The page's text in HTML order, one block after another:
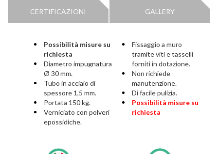
CERTIFICAZIONI GALLERY
Possibilità misure su
richiesta
Diametro impugnatura
Ø 30 mm.
Tubo in acciaio di
spessore 1,5 mm.
Portata 150 kg.
Verniciato con polveri
epossidiche.
Fissaggio a muro
tramite viti e tasselli
forniti in dotazione.
Non richiede
manutenzione.
Di facile pulizia.
Possibilità misure su
richiesta